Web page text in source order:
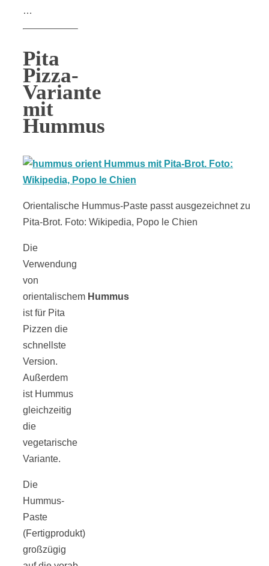
…
Pita
Pizza-
Variante
mit
Hummus
Orientalische Hummus-Paste passt ausgezeichnet zu
Pita-Brot. Foto: Wikipedia, Popo le Chien
Die
Verwendung
von
orientalischem Hummus
ist für Pita
Pizzen die
schnellste
Version.
Außerdem
ist Hummus
gleichzeitig
die
vegetarische
Variante.
Die
Hummus-
Paste
(Fertigprodukt)
großzügig